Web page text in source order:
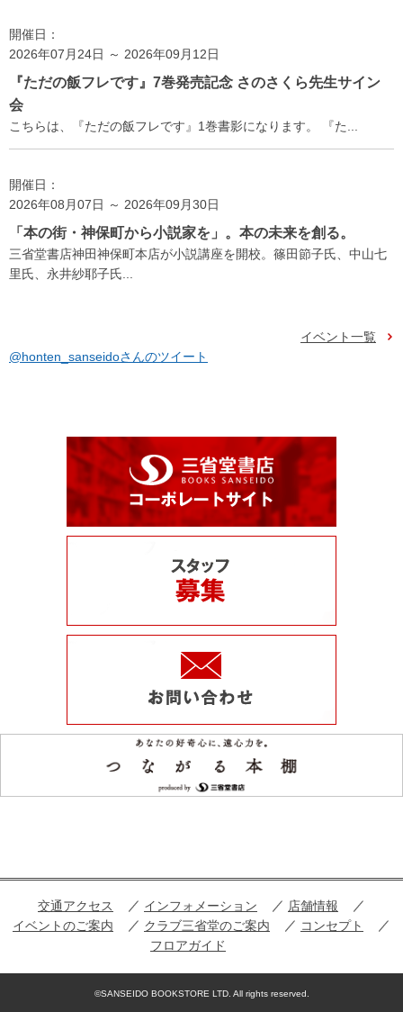
開催日：
2026年07月24日 ～ 2026年09月12日
『ただの飯フレです』7巻発売記念 さのさくら先生サイン
会
こちらは、『ただの飯フレです』1巻書影になります。 『た...
開催日：
2026年08月07日 ～ 2026年09月30日
「本の街・神保町から小説家を」。本の未来を創る。
三省堂書店神田神保町本店が小説講座を開校。篠田節子氏、中山七
里氏、永井紗耶子氏...
イベント一覧
@honten_sanseidoさんのツイート
交通アクセス インフォメーション
店舗情報
イベントのご案内
クラブ三省堂のご案内
コンセプト
フロアガイド
©SANSEIDO BOOKSTORE LTD. All rights reserved.